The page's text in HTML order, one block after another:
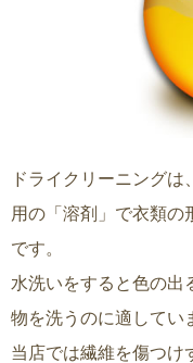
ドライクリーニング
用の「溶剤」で衣類の
です。
水洗いをすると色の出
物を洗うのに適してい
当店では繊維を傷つけ